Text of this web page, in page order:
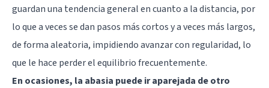
guardan una tendencia general en cuanto a la distancia, por
lo que a veces se dan pasos más cortos y a veces más largos,
de forma aleatoria, impidiendo avanzar con regularidad, lo
que le hace perder el equilibrio frecuentemente.
En ocasiones, la abasia puede ir aparejada de otro